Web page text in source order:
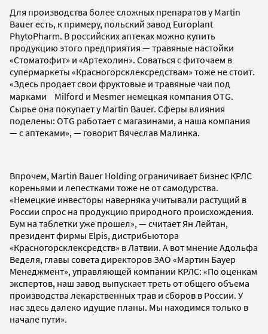
Для производства более сложных препаратов у Martin
Bauer есть, к примеру, польский завод Europlant
PhytoPharm. В российских аптеках можно купить
продукцию этого предприятия — травяные настойки
«Стоматофит» и «Артехолин». Соваться с фиточаем в
супермаркеты «Красногорсклексредствам» тоже не стоит.
«Здесь продает свои фруктовые и травяные чаи под
марками Milford и Mesmer немецкая компания OTG.
Сырье она покупает у Martin Bauer. Сферы влияния
поделены: OTG работает с магазинами, а наша компания
— с аптеками», — говорит Вячеслав Малинка.
Впрочем, Martin Bauer Holding ограничивает бизнес КРЛС
кореньями и лепестками тоже не от самодурства.
«Немецкие инвесторы наверняка учитывали растущий в
России спрос на продукцию природного происхождения.
Бум на таблетки уже прошел», — считает Ян Лейтан,
президент фирмы Elpis, дистрибьютора
«Красногорсклексредств» в Латвии. А вот мнение Адольфа
Веделя, главы совета директоров ЗАО «Мартин Бауер
Менеджмент», управляющей компании КРЛС: «По оценкам
экспертов, наш завод выпускает треть от общего объема
производства лекарственных трав и сборов в России. У
нас здесь далеко идущие планы. Мы находимся только в
начале пути».